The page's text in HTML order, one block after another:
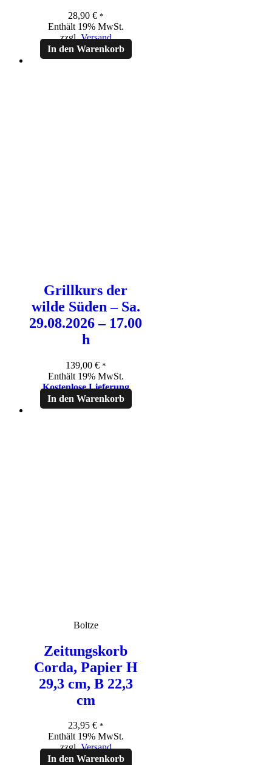
28,90 € *
Enthält 19% MwSt.
zzgl.Versand
In den Warenkorb
Grillkurs der
wilde Süden – Sa.
29.08.2026 – 17.00
h
139,00 € *
Enthält 19% MwSt.
Kostenlose Lieferung
In den Warenkorb
Boltze
Zeitungskorb
Corda, Papier H
29,3 cm, B 22,3
cm
23,95 € *
Enthält 19% MwSt.
zzgl.Versand
In den Warenkorb